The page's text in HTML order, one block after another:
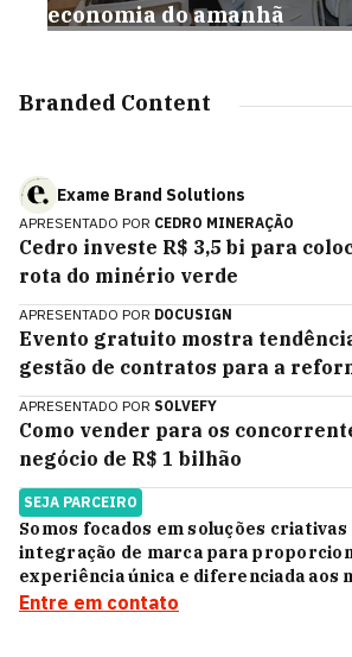
economia do amanhã
Branded Content
Exame Brand Solutions
APRESENTADO POR CEDRO MINERAÇÃO
Cedro investe R$ 3,5 bi para
rota do minério verde
APRESENTADO POR DOCUSIGN
Evento gratuito mostra
gestão de contratos para a
APRESENTADO POR SOLVEFY
Como vender para os
negócio de R$ 1 bilhão
SEJA PARCEIRO
Somos focados em soluções
integração de marca para
experiência única e diferenciada aos
Entre em contato